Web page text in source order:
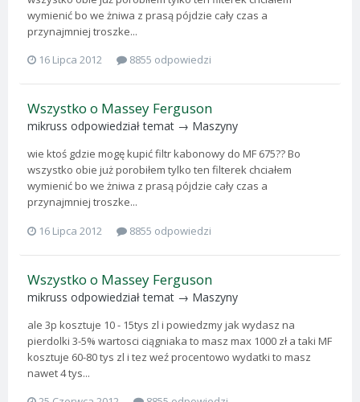
wymienić bo we żniwa z prasą pójdzie cały czas a
przynajmniej troszke...
16 Lipca 2012
8855 odpowiedzi
Wszystko o Massey Ferguson
mikruss odpowiedział temat → Maszyny
wie ktoś gdzie mogę kupić filtr kabonowy do MF 675?? Bo
wszystko obie już porobiłem tylko ten filterek chciałem
wymienić bo we żniwa z prasą pójdzie cały czas a
przynajmniej troszke...
16 Lipca 2012
8855 odpowiedzi
Wszystko o Massey Ferguson
mikruss odpowiedział temat → Maszyny
ale 3p kosztuje 10 - 15tys zl i powiedzmy jak wydasz na
pierdolki 3-5% wartosci ciągniaka to masz max 1000 zł a taki MF
kosztuje 60-80 tys zl i tez weź procentowo wydatki to masz
nawet 4 tys...